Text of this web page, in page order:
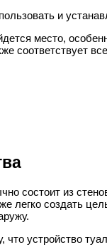
и
место,
соответствует
состоит из
легко создать
что устройство